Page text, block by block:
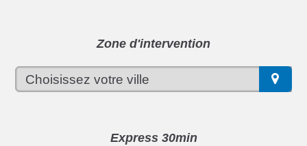
Zone d'intervention
Express 30min